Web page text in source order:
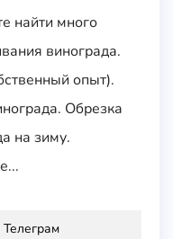
найти много
винограда.
опыт).
Обрезка
на зиму.